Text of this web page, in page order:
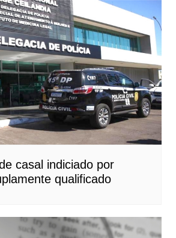
casal indiciado por
qualificado